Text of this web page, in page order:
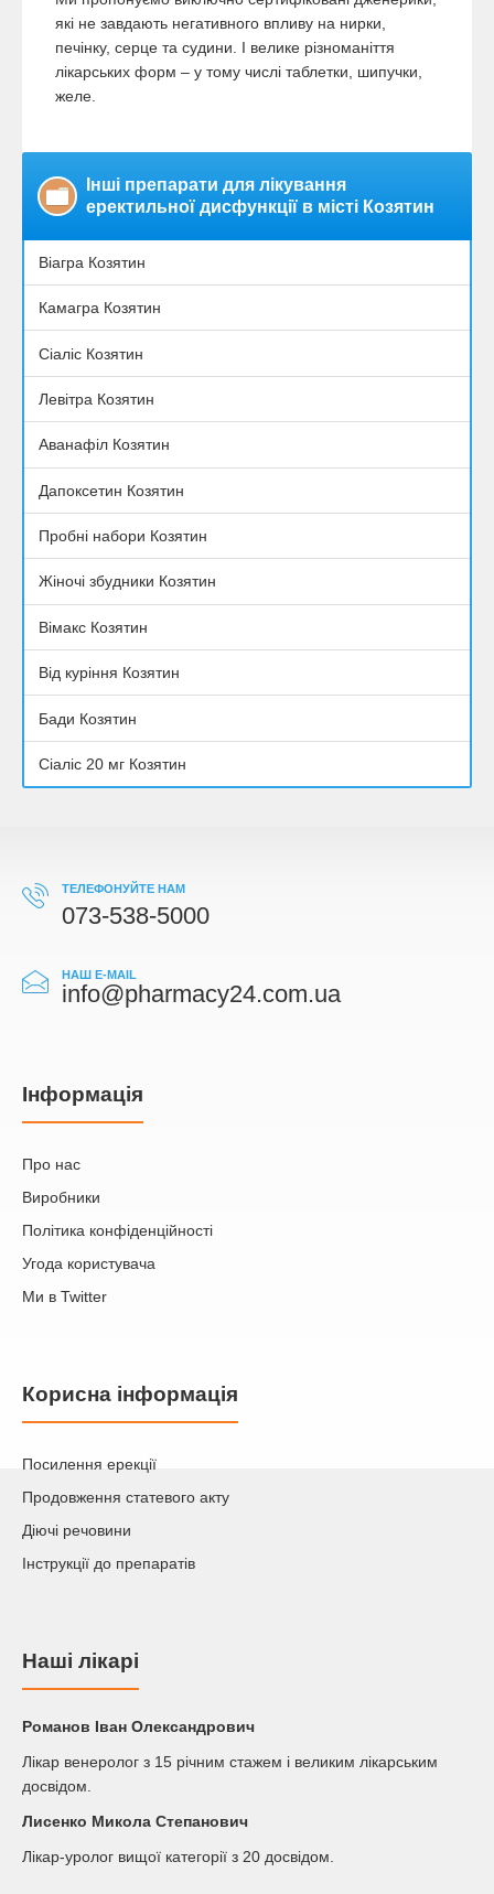
які не завдають негативного впливу на нирки,
печінку, серце та судини. І велике різноманіття
лікарських форм – у тому числі таблетки, шипучки,
желе.
Інші препарати для лікування
еректильної дисфункції в місті Козятин
Віагра Козятин
Камагра Козятин
Сіаліс Козятин
Левітра Козятин
Аванафіл Козятин
Дапоксетин Козятин
Пробні набори Козятин
Жіночі збудники Козятин
Вімакс Козятин
Від куріння Козятин
Бади Козятин
Сіаліс 20 мг Козятин
ТЕЛЕФОНУЙТЕ НАМ
073-538-5000
НАШ E-MAIL
info@pharmacy24.com.ua
Iнформація
Про нас
Виробники
Політика конфіденційності
Угода користувача
Ми в Twitter
Корисна інформація
Посилення ерекції
Продовження статевого акту
Діючі речовини
Інструкції до препаратів
Наші лікарі
Романов Iван Олександрович
Лікар венеролог з 15 річним стажем і великим лікарським
досвідом.
Лисенко Микола Степанович
Лікар-уролог вищої категорії з 20 досвідом.